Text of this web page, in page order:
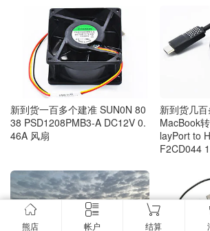
新到货一百多个建准 SUN0N 80
38 PSD1208PMB3-A DC12V 0.
46A 风扇
新到货几
MacBook
layPort to
F2CD044
熊店 帐户 结算